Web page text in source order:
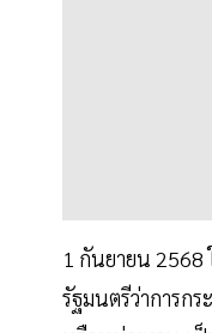
1 กันยายน
รัฐมนตรีว่าการก